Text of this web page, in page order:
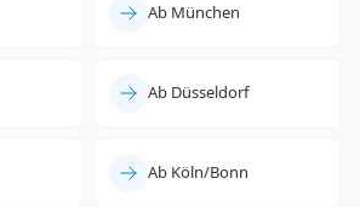
Ab München
Ab Düsseldorf
Ab Köln/Bonn